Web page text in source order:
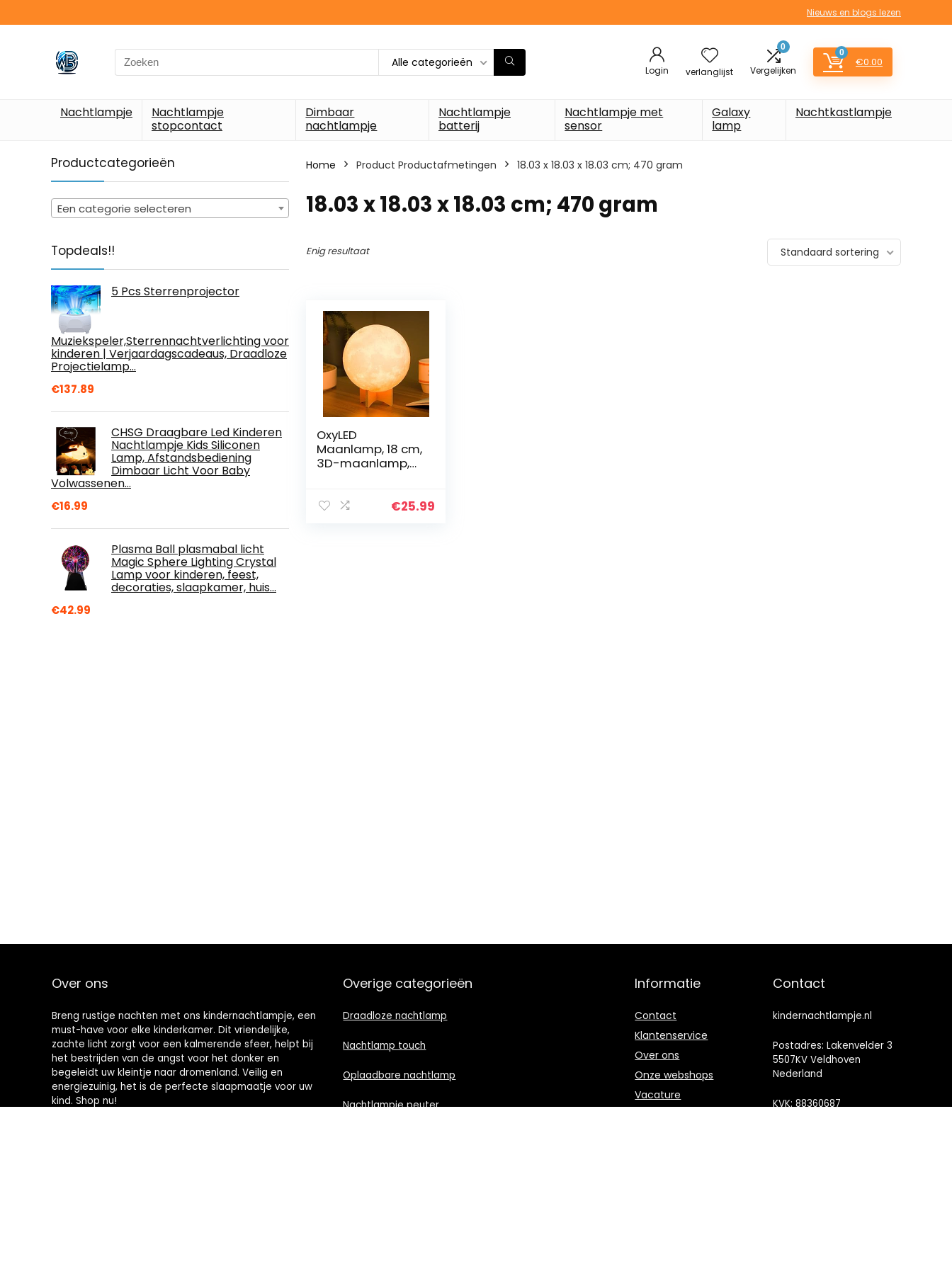
Nieuws en blogs lezen
Search
for:
Alle categorieën
Login verlanglijst
0
Vergelijken
0
€0.00
Nachtlampje
Nachtlampje
stopcontact
Dimbaar
nachtlampje
Nachtlampje
batterij
Nachtlampje met
sensor
Galaxy
lamp
Nachtkastlampje
Productcategorieën
Een categorie selecteren
Topdeals!!
5 Pcs Sterrenprojector
Muziekspeler,Sterrennachtverlichting voor
kinderen | Verjaardagscadeaus, Draadloze
Projectielamp…
€137.89
CHSG Draagbare Led Kinderen
Nachtlampje Kids Siliconen
Lamp, Afstandsbediening
Dimbaar Licht Voor Baby
Volwassenen…
€16.99
Plasma Ball plasmabal licht
Magic Sphere Lighting Crystal
Lamp voor kinderen, feest,
decoraties, slaapkamer, huis…
€42.99
Home Product Productafmetingen ‎18.03 x 18.03 x 18.03 cm; 470 gram
‎18.03 x 18.03 x 18.03 cm; 470 gram
Enig resultaat Standaard sortering
OxyLED
Maanlamp, 18 cm,
3D-maanlamp,
afstandsbedienin
€25.99
Over ons
Breng rustige nachten met ons kindernachtlampje, een
must-have voor elke kinderkamer. Dit vriendelijke,
zachte licht zorgt voor een kalmerende sfeer, helpt bij
het bestrijden van de angst voor het donker en
begeleidt uw kleintje naar dromenland. Veilig en
energiezuinig, het is de perfecte slaapmaatje voor uw
kind. Shop nu!
Overige categorieën
Draadloze nachtlamp
Nachtlamp touch
Oplaadbare nachtlamp
Nachtlampje peuter
Informatie
Contact
Klantenservice
Over ons
Onze webshops
Vacature
Contact
kindernachtlampje.nl
Postadres: Lakenvelder 3
5507KV Veldhoven
Nederland
KVK: 88360687